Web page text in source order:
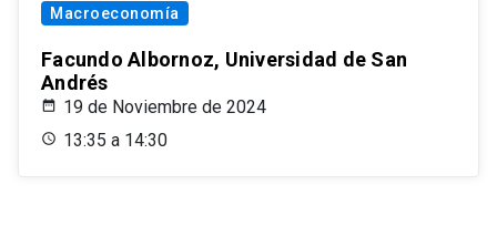
Macroeconomía
Facundo Albornoz, Universidad de San
Andrés
19 de Noviembre de 2024
13:35 a 14:30